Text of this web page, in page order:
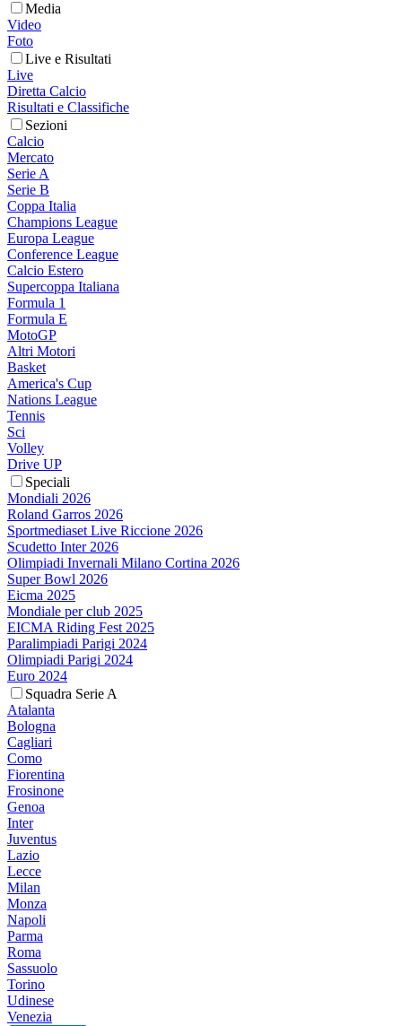
Media
Video
Foto
Live e Risultati
Live
Diretta Calcio
Risultati e Classifiche
Sezioni
Calcio
Mercato
Serie A
Serie B
Coppa Italia
Champions League
Europa League
Conference League
Calcio Estero
Supercoppa Italiana
Formula 1
Formula E
MotoGP
Altri Motori
Basket
America's Cup
Nations League
Tennis
Sci
Volley
Drive UP
Speciali
Mondiali 2026
Roland Garros 2026
Sportmediaset Live Riccione 2026
Scudetto Inter 2026
Olimpiadi Invernali Milano Cortina 2026
Super Bowl 2026
Eicma 2025
Mondiale per club 2025
EICMA Riding Fest 2025
Paralimpiadi Parigi 2024
Olimpiadi Parigi 2024
Euro 2024
Squadra Serie A
Atalanta
Bologna
Cagliari
Como
Fiorentina
Frosinone
Genoa
Inter
Juventus
Lazio
Lecce
Milan
Monza
Napoli
Parma
Roma
Sassuolo
Torino
Udinese
Venezia